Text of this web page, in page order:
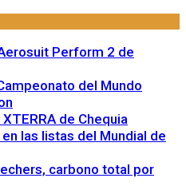
Perform 2 de
del Mundo
de Chequia
las listas del Mundial de
carbono total por